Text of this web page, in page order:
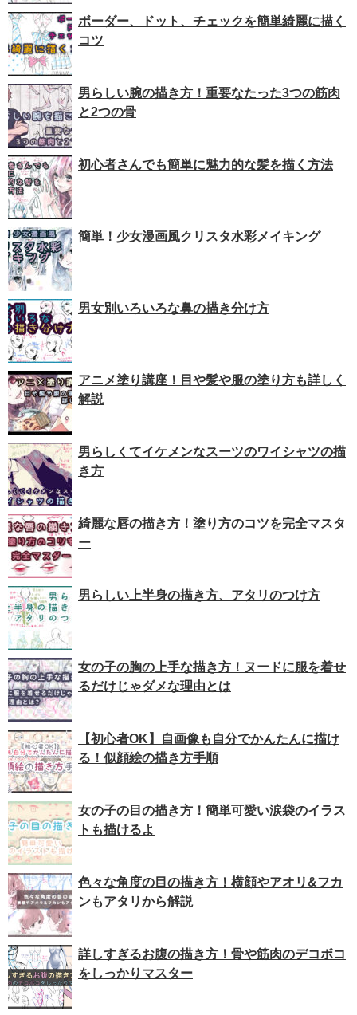
ボーダー、ドット、チェックを簡単綺麗に描く
コツ
男らしい腕の描き方！重要なたった3つの筋肉
と2つの骨
初心者さんでも簡単に魅力的な髪を描く方法
簡単！少女漫画風クリスタ水彩メイキング
男女別いろいろな鼻の描き分け方
アニメ塗り講座！目や髪や服の塗り方も詳しく
解説
男らしくてイケメンなスーツのワイシャツの描
き方
綺麗な唇の描き方！塗り方のコツを完全マスタ
ー
男らしい上半身の描き方、アタリのつけ方
女の子の胸の上手な描き方！ヌードに服を着せ
るだけじゃダメな理由とは
【初心者OK】自画像も自分でかんたんに描け
る！似顔絵の描き方手順
女の子の目の描き方！簡単可愛い涙袋のイラス
トも描けるよ
色々な角度の目の描き方！横顔やアオリ&フカ
ンもアタリから解説
詳しすぎるお腹の描き方！骨や筋肉のデコボコ
をしっかりマスター